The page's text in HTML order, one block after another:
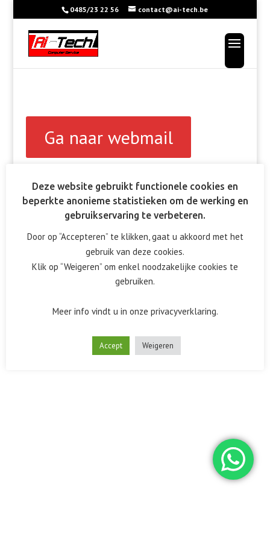
0485/23 22 56 contact@ai-tech.be
Ga naar webmail
Ontworpen door Elegant Themes| Ondersteund door
Deze website gebruikt functionele cookies en
beperkte anonieme statistieken om de werking en
gebruikservaring te verbeteren.
Door op “Accepteren” te klikken, gaat u akkoord met het
gebruik van deze cookies.
Klik op “Weigeren” om enkel noodzakelijke cookies te
gebruiken.
Meer info vindt u in onze privacyverklaring.
Accept Weigeren